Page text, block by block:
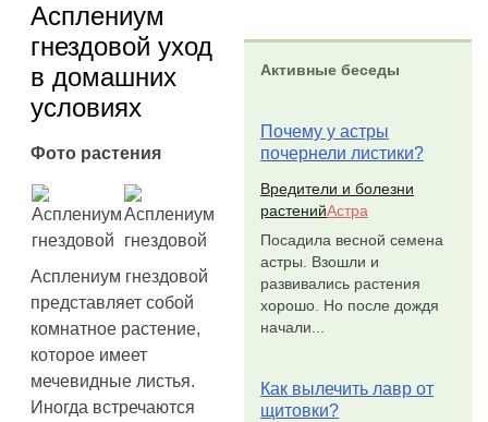
Асплениум
гнездовой уход
в домашних
условиях
Фото растения
Асплениум гнездовой
представляет собой
комнатное растение,
которое имеет
мечевидные листья.
Иногда встречаются
Активные беседы
Почему у астры
почернели листики?
Вредители и болезни
растенийАстра
Посадила весной семена
астры. Взошли и
развивались растения
хорошо. Но после дождя
начали...
Как вылечить лавр от
щитовки?